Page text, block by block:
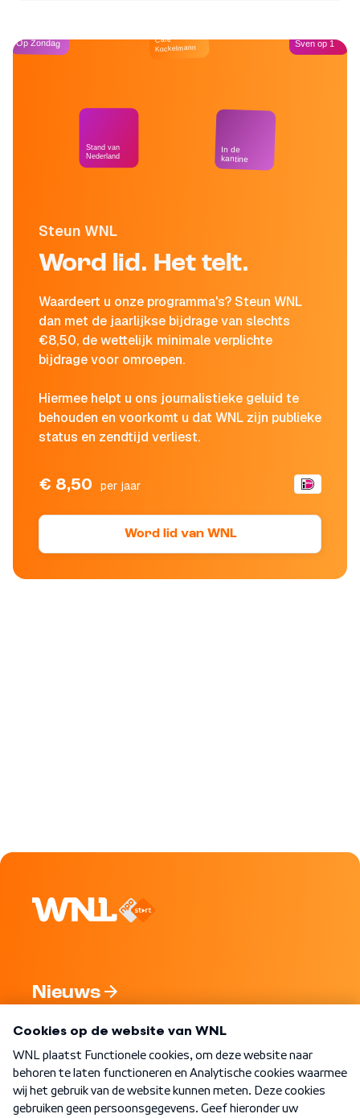
Steun WNL
Word lid. Het telt.
Waardeert u onze programma's? Steun WNL
dan met de jaarlijkse bijdrage van slechts
€8,50, de wettelijk minimale verplichte
bijdrage voor omroepen.
Hiermee helpt u ons journalistieke geluid te
behouden en voorkomt u dat WNL zijn publieke
status en zendtijd verliest.
€ 8,50 per jaar
Word lid van WNL
Op Zondag
Stand van
Nederland
Café
Kockelmann
In de
kantine
Sven op 1
Nieuws
Nieuwsbrief
Word Lid